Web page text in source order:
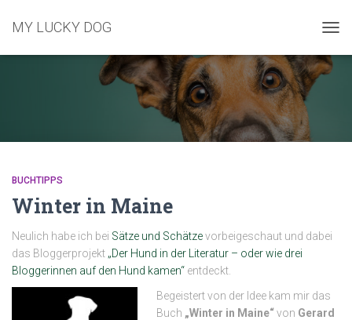
MY LUCKY DOG
BUCHTIPPS
Winter in Maine
Neulich habe ich bei Sätze und Schätzevorbeigeschaut und dabei
das Bloggerprojekt „Der Hund in der Literatur – oder wie drei
Bloggerinnen auf den Hund kamen“ entdeckt.
Begeistert von der Idee kam mir das
Buch „Winter in Maine“von Gerard